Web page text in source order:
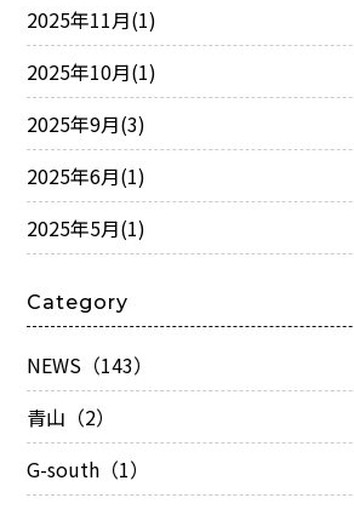
2025年11月(1)
2025年10月(1)
2025年9月(3)
2025年6月(1)
2025年5月(1)
Category
NEWS（143）
青山（2）
G-south（1）